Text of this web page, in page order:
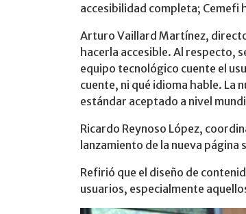
accesibilidad completa; Cemefi
Arturo Vaillard Martínez,
hacerla accesible. Al respecto,
equipo tecnológico cuente el
cuente, ni qué idioma hable. La
estándar aceptado a nivel
Ricardo Reynoso López,
lanzamiento de la nueva
Refirió que el diseño de
usuarios, especialmente